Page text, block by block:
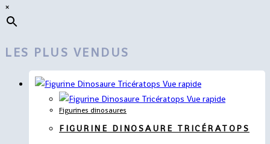
×
LES PLUS VENDUS
Vue rapide
Vue rapide
Figurines dinosaures
FIGURINE DINOSAURE TRICÉRATOPS